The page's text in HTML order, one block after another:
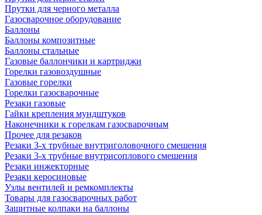
Прутки для черного металла
Газосварочное оборудование
Баллоны
Баллоны композитные
Баллоны стальные
Газовые баллончики и картриджи
Горелки газовоздушные
Газовые горелки
Горелки газосварочные
Резаки газовые
Гайки крепления мундштуков
Наконечники к горелкам газосварочным
Прочее для резаков
Резаки 3-х трубные внутриголовочного смешения
Резаки 3-х трубные внутрисоплового смешения
Резаки инжекторные
Резаки керосиновые
Узлы вентилей и ремкомплекты
Товары для газосварочных работ
Защитные колпаки на баллоны